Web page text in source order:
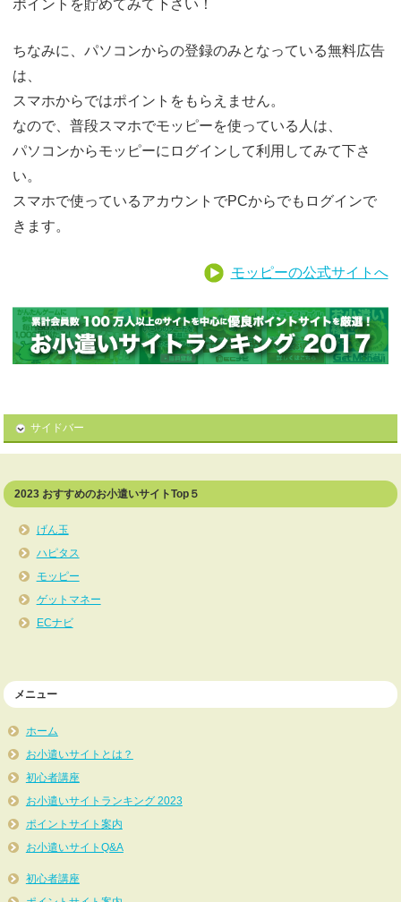
ポイントを貯めてみて下さい！
ちなみに、パソコンからの登録のみとなっている無料広告
は、
スマホからではポイントをもらえません。
なので、普段スマホでモッピーを使っている人は、
パソコンからモッピーにログインして利用してみて下さ
い。
スマホで使っているアカウントでPCからでもログインで
きます。
モッピーの公式サイトへ
サイドバー
2023 おすすめのお小遣いサイトTop５
げん玉
ハピタス
モッピー
ゲットマネー
ECナビ
メニュー
ホーム
お小遣いサイトとは？
初心者講座
お小遣いサイトランキング 2023
ポイントサイト案内
お小遣いサイトQ&A
初心者講座